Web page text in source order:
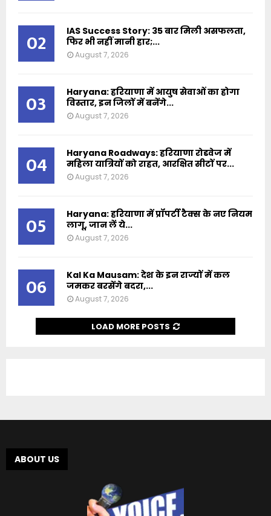
02
IAS Success Story: 35 बार मिली असफलता,
फिर भी नहीं मानी हार;...
August 7, 2026
03
Haryana: हरियाणा में आयुष सेवाओं का होगा
विस्तार, इन जिलों में बनेंगे...
August 7, 2026
04
Haryana Roadways: हरियाणा रोडवेज में
महिला यात्रियों को राहत, आरक्षित सीटों पर...
August 7, 2026
05
Haryana: हरियाणा में प्रॉपर्टी टैक्स के नए नियम
लागू, जान लें ये...
August 7, 2026
06
Kal Ka Mausam: देश के इन राज्यों में कल
जमकर बरसेंगे बदरा,...
August 7, 2026
LOAD MORE POSTS
ABOUT US